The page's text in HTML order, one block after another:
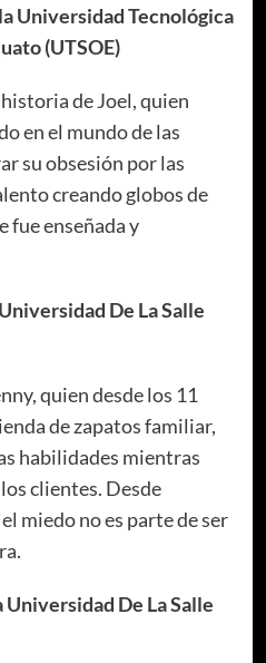
Universidad Tecnológica
(UTSOE)
de Joel, quien
en el mundo de las
su obsesión por las
creando globos de
fue enseñada y
De La Salle
quien desde los 11
de zapatos familiar,
habilidades mientras
clientes. Desde
miedo no es parte de ser
Universidad De La Salle